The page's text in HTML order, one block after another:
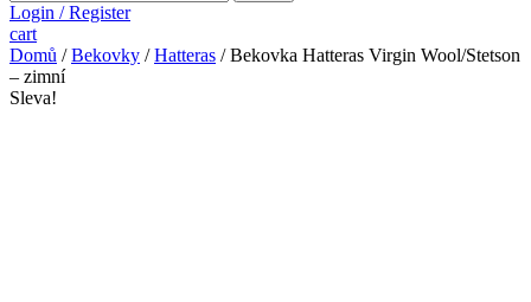
Login / Register
cart
Domů /Bekovky /Hatteras / Bekovka Hatteras Virgin Wool/Stetson
– zimní
Sleva!